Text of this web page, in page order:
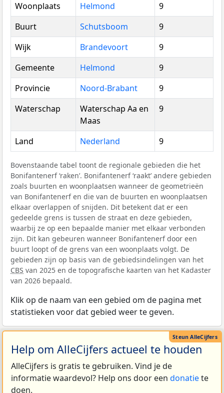
Woonplaats
Helmond
9
Buurt
Schutsboom
9
Wijk
Brandevoort
9
Gemeente
Helmond
9
Provincie
Noord-Brabant
9
Waterschap
Waterschap Aa en
Maas
9
Land Nederland 9
Bovenstaande tabel toont de regionale gebieden die het
Bonifantenerf ‘raken’. Bonifantenerf ‘raakt’ andere gebieden
zoals buurten en woonplaatsen wanneer de geometrieën
van Bonifantenerf en die van de buurten en woonplaatsen
elkaar overlappen of snijden. Dit betekent dat er een
gedeelde grens is tussen de straat en deze gebieden,
waarbij ze op een bepaalde manier met elkaar verbonden
zijn. Dit kan gebeuren wanneer Bonifantenerf door een
buurt loopt of de grens van een woonplaats volgt. De
gebieden zijn op basis van de gebiedsindelingen van het
CBS van 2025 en de topografische kaarten van het Kadaster
van 2026 bepaald.
Klik op de naam van een gebied om de pagina met
statistieken voor dat gebied weer te geven.
Help om AlleCijfers actueel te houden
AlleCijfers is gratis te gebruiken. Vind je de
informatie waardevol? Help ons door een donatiete
doen.